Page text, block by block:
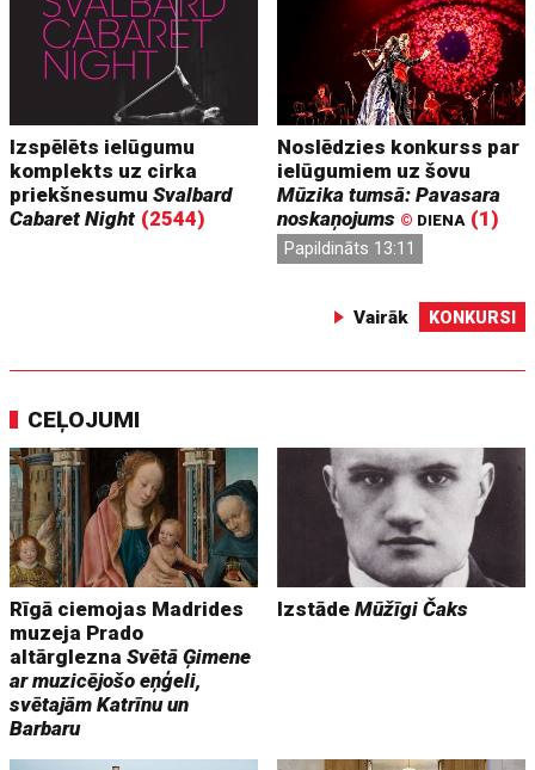
Izspēlēts ielūgumu
komplekts uz cirka
priekšnesumuSvalbard
Cabaret Night (2544)
Noslēdzies konkurss par
ielūgumiem uz šovu
Mūzika tumsā: Pavasara
noskaņojums © DIENA (1)
Papildināts 13:11
Vairāk KONKURSI
CEĻOJUMI
Rīgā ciemojas Madrides
muzeja Prado
altārgleznaSvētā Ģimene
ar muzicējošo eņģeli,
svētajām Katrīnu un
Barbaru
IzstādeMūžīgi Čaks